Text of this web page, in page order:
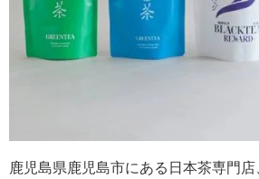
鹿児島県鹿児島市にある日本茶専門